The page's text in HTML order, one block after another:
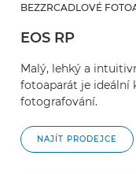
BEZZRCADLOVÉ
EOS RP
Malý, lehký a
fotoaparát je ideální
fotografování.
NAJÍT PRODEJCE